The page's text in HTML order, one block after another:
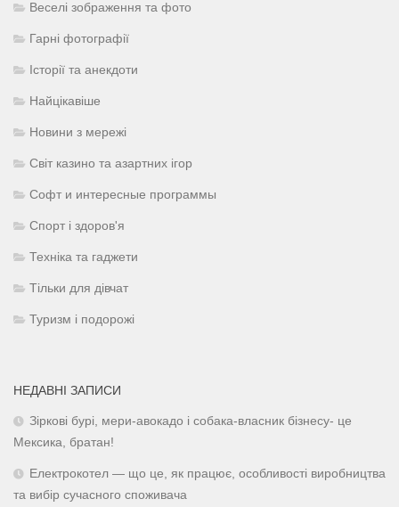
Веселі зображення та фото
Гарні фотографії
Історії та анекдоти
Найцікавіше
Новини з мережі
Світ казино та азартних ігор
Софт и интересные программы
Спорт і здоров'я
Техніка та гаджети
Тільки для дівчат
Туризм і подорожі
НЕДАВНІ ЗАПИСИ
Зіркові бурі, мери-авокадо і собака-власник бізнесу- це
Мексика, братан!
Електрокотел — що це, як працює, особливості виробництва
та вибір сучасного споживача